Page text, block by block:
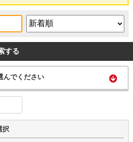
する
んでください
択